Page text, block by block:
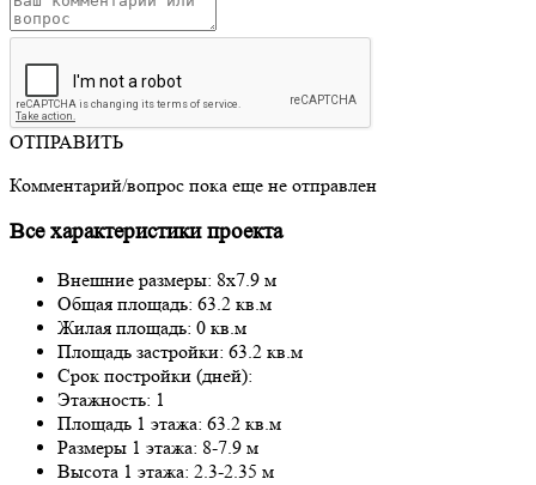
ОТПРАВИТЬ
Комментарий/вопрос пока еще не отправлен
Все характеристики проекта
Внешние размеры: 8x7.9 м
Общая площадь: 63.2 кв.м
Жилая площадь: 0 кв.м
Площадь застройки: 63.2 кв.м
Срок постройки (дней):
Этажность: 1
Площадь 1 этажа: 63.2 кв.м
Размеры 1 этажа: 8-7.9 м
Высота 1 этажа: 2.3-2.35 м